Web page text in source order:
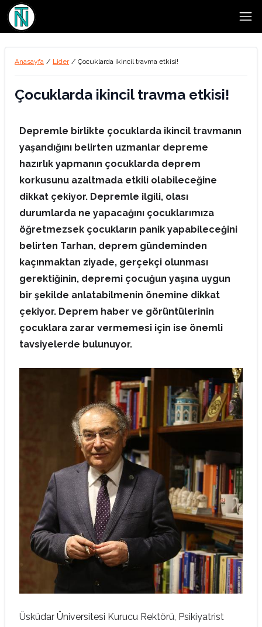
Anasayfa / Lider / Çocuklarda ikincil travma etkisi!
Çocuklarda ikincil travma etkisi!
Depremle birlikte çocuklarda ikincil travmanın
yaşandığını belirten uzmanlar depreme
hazırlık yapmanın çocuklarda deprem
korkusunu azaltmada etkili olabileceğine
dikkat çekiyor. Depremle ilgili, olası
durumlarda ne yapacağını çocuklarımıza
öğretmezsek çocukların panik yapabileceğini
belirten Tarhan, deprem gündeminden
kaçınmaktan ziyade, gerçekçi olunması
gerektiğinin, depremi çocuğun yaşına uygun
bir şekilde anlatabilmenin önemine dikkat
çekiyor. Deprem haber ve görüntülerinin
çocuklara zarar vermemesi için ise önemli
tavsiyelerde bulunuyor.
Üsküdar Üniversitesi Kurucu Rektörü, Psikiyatrist